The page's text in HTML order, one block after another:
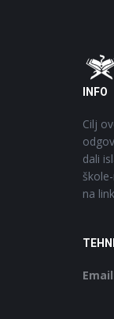
INFO
Cilj
dali
na